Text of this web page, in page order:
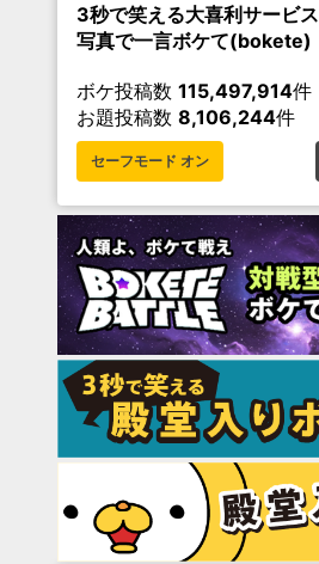
3秒で笑える大喜利サービス
写真で一言ボケて(bokete)
ボケ投稿数 115,497,914件
お題投稿数 8,106,244件
セーフモード オン